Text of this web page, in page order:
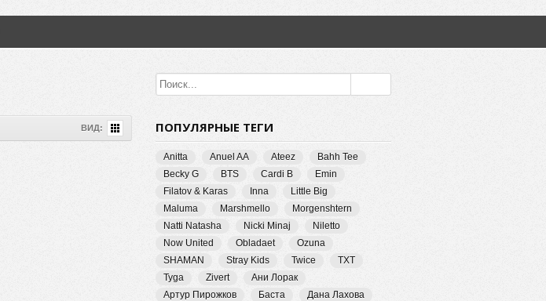
ВИД: ПОПУЛЯРНЫЕ ТЕГИ
Anitta Anuel AA Ateez
Bahh Tee
Becky G
BTS Cardi B
Emin
Filatov & Karas
Inna
Little Big
Maluma
Marshmello
Morgenshtern
Natti Natasha
Nicki Minaj
Niletto
Now United
Obladaet
Ozuna
SHAMAN
Stray Kids Twice
TXT
Tyga
Zivert
Ани Лорак
Артур Пирожков
Баста
Дана Лахова